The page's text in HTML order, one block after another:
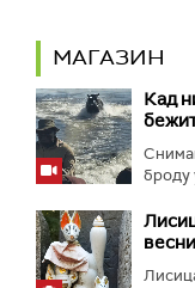
МАГАЗИН
Кад
броду